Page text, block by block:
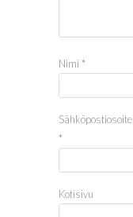
Nimi *
Sähköpostiosoite
*
Kotisivu